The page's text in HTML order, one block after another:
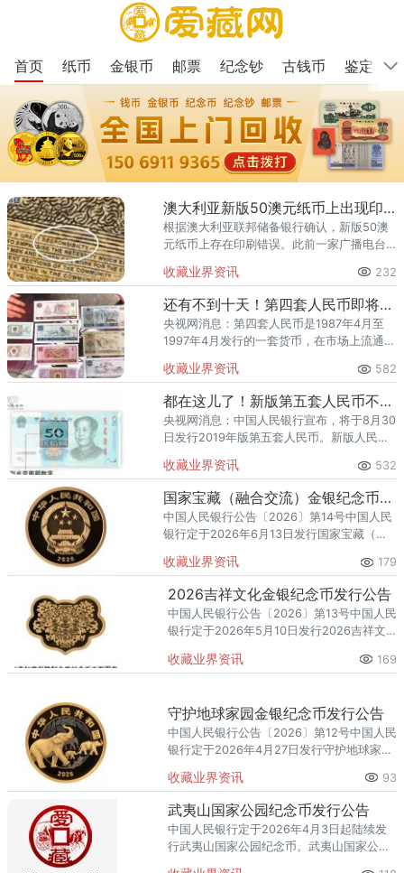
首页 纸币 金银币 邮票 纪念钞 古钱币 鉴定
澳大利亚新版50澳元纸币上出现印刷错误
根据澳大利亚联邦储备银行确认，新版50澳
元纸币上存在印刷错误。此前一家广播电台
误的照片。错误出现在一组微型文字中，其
中“责任”这个词中第三个“
收藏业界资讯 232
还有不到十天！第四套人民币即将退出流通
央视网消息：第四套人民币是1987年4月至
1997年4月发行的一套货币，在市场上流通已
别退出流通，本月30日将结束集中兑换。对
于即将说“再
收藏业界资讯 582
都在这儿了！新版第五套人民币不同面值的防伪特征了解下
央视网消息：中国人民银行宣布，将于8月30
日发行2019年版第五套人民币。新版人民币
5角、1角硬币。据中国人民银行介绍，新版
纸币提高了
收藏业界资讯 532
国家宝藏（融合交流）金银纪念币发行公告
中国人民银行公告〔2026〕第14号中国人民
银行定于2026年6月13日发行国家宝藏（融
枚，其中金质纪念币2枚，银质纪念币3枚，
均为中华人民共
收藏业界资讯 179
2026吉祥文化金银纪念币发行公告
中国人民银行公告〔2026〕第13号中国人民
银行定于2026年5月10日发行2026吉祥文
中金质纪念币3枚，银质纪念币3枚，均为中
收藏业界资讯 169
守护地球家园金银纪念币发行公告
中国人民银行公告〔2026〕第12号中国人民
银行定于2026年4月27日发行守护地球家园
金质纪念币1枚，银质纪念币1枚，均为中华
人民共和国法定
收藏业界资讯 93
武夷山国家公园纪念币发行公告
中国人民银行定于2026年4月3日起陆续发
行武夷山国家公园纪念币。武夷山国家公园